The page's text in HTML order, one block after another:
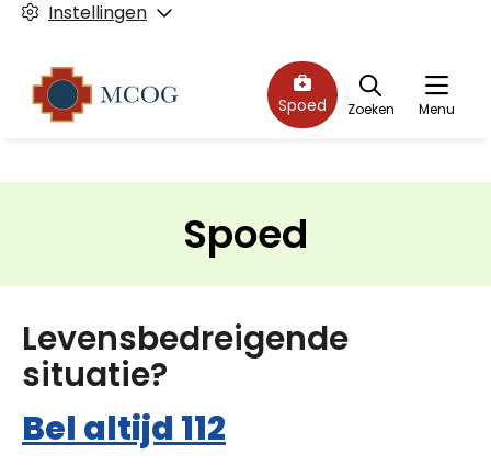
Instellingen
Menu
Spoed Zoeken
Spoed
Levensbedreigende
situatie?
Bel altijd 112